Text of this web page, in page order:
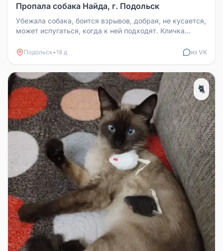
Пропала собака Найда, г. Подольск
Убежала собака, боится взрывов, добрая, не кусается,
может испугаться, когда к ней подходят. Кличка
Подольск•18 д из VK
🐈